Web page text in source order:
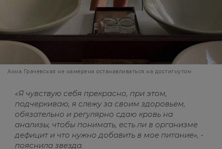
Анна Грачевская не намерена останавливаться на достигнутом
«Я чувствую себя прекрасно, при этом,
подчеркиваю, я слежу за своим здоровьем,
обязательно и регулярно сдаю кровь на
анализы, чтобы понимать, есть ли в организме
дефицит и что нужно добавить в мое питание», -
пояснила звезда.